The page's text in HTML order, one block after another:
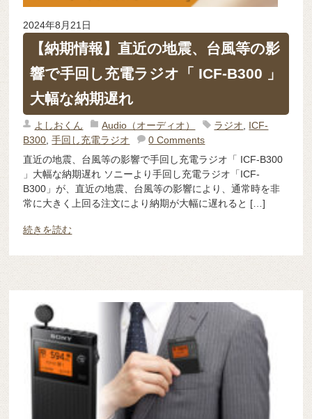
2024年8月21日
【納期情報】直近の地震、台風等の影
響で手回し充電ラジオ「 ICF-B300 」
大幅な納期遅れ
よしおくん Audio（オーディオ） ラジオ
ICF-
B300 ,手回し充電ラジオ
0 Comments
直近の地震、台風等の影響で手回し充電ラジオ「 ICF-B300
」大幅な納期遅れ ソニーより手回し充電ラジオ「ICF-
B300」が、直近の地震、台風等の影響により、通常時を非
常に大きく上回る注文により納期が大幅に遅れると […]
続きを読む